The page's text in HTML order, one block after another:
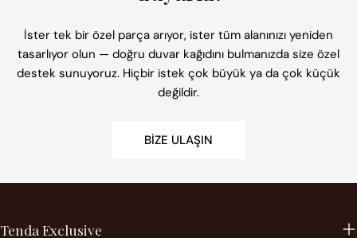
İster tek bir özel parça arıyor, ister tüm alanınızı yeniden
tasarlıyor olun — doğru duvar kağıdını bulmanızda size özel
destek sunuyoruz. Hiçbir istek çok büyük ya da çok küçük
değildir.
BIZE ULAŞIN
Tenda Exclusive